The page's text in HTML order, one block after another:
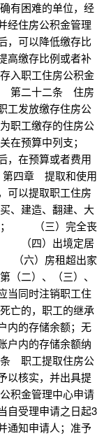
困难的单位，经
经住房公积金管理
，可以降低缴存比
高缴存比例或者补
职工住房公积金
第二十二条 住房
工发放缴存住房公
工缴存的住房公
预算中列支；
在预算或者费用
四章 提取和使用
以提取职工住房
建造、翻建、大
； （三）完全丧
（四）出境定居
六）房租超出家
二）、（三）、
当同时注销职工住
的，职工的继承
内的存储余额；无
户内的存储余额纳
职工提取住房公
以核实，并出具提
金管理中心申请
自受理申请之日起3
通知申请人；准予